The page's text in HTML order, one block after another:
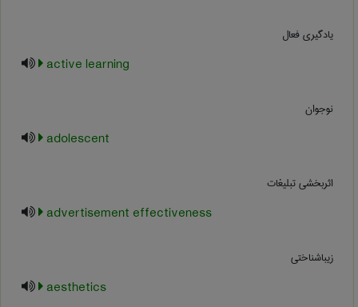
یادگیری فعال
active learning
نوجوان
adolescent
اثربخشی تبلیغات
advertisement effectiveness
زيباشناختي
aesthetics